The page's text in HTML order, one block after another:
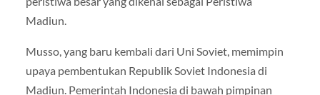
Madiun.
Musso, yang baru kembali dari Uni Soviet, memimpin
upaya pembentukan Republik Soviet Indonesia di
Madiun. Pemerintah Indonesia di bawah pimpinan